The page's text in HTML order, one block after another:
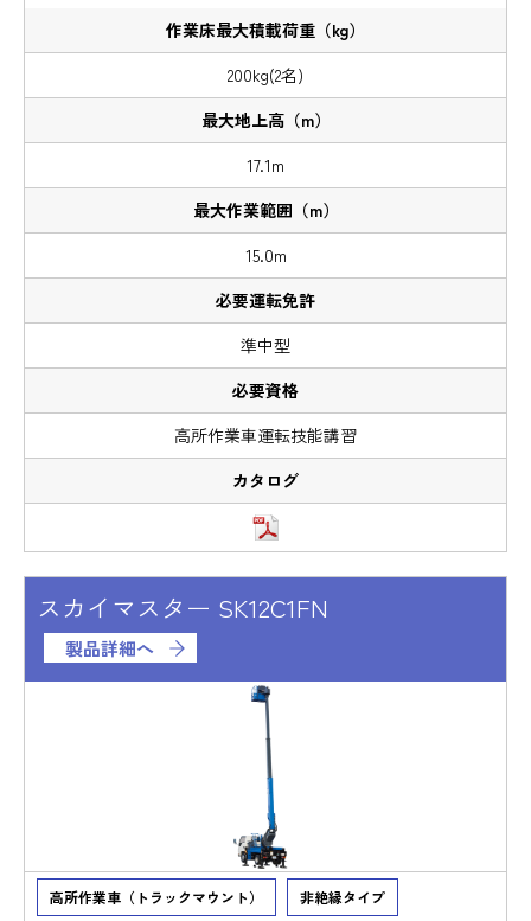
200kg(2名)
17.1m
15.0m
準中型
高所作業車運転技能講習
スカイマスター SK12C1FN
製品詳細へ
高所作業車（トラックマウント） 非絶縁タイプ